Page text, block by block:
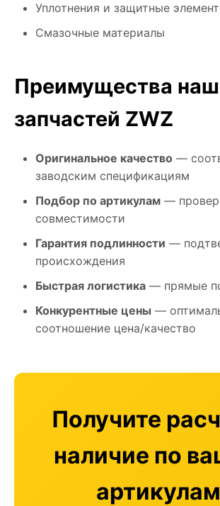
Уплотнения и защитные
Смазочные материалы
Преимущества
запчастей ZWZ
Оригинальное качество —
заводским спецификациям
Подбор по артикулам —
совместимости
Гарантия подлинности —
происхождения
Быстрая логистика — прямые
Конкурентные цены —
соотношение цена/качество
Получите
наличие по
артикулам